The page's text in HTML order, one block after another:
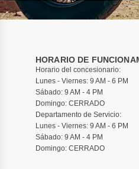
HORARIO DE
Horario del concesionario:
Lunes - Viernes: 9 AM - 6 PM
Sábado: 9 AM - 4 PM
Domingo: CERRADO
Departamento de Servicio:
Lunes - Viernes: 9 AM - 6 PM
Sábado: 9 AM - 4 PM
Domingo: CERRADO